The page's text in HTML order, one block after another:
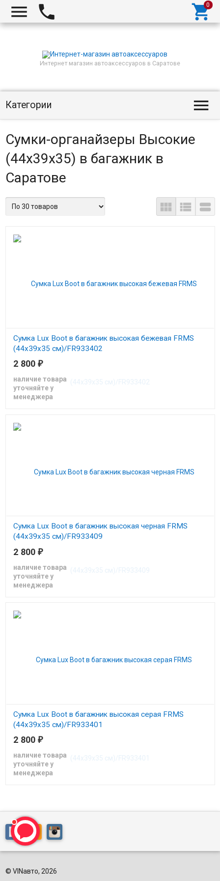
  
Интернет магазин автоаксессуаров в Саратове
Категории 
Сумки-органайзеры Высокие
(44х39х35) в багажник в
Саратове
  
Сумка Lux Boot в багажник высокая бежевая FRMS
(44х39х35 см)/FR933402
Сумка в багажник высокая (44х39х35)
2 800 ₽
наличие товара
уточняйте у
менеджера
Сумка Lux Boot в багажник высокая черная FRMS
(44х39х35 см)/FR933409
Сумка в багажник высокая (44х39х35)
2 800 ₽
наличие товара
уточняйте у
менеджера
Сумка Lux Boot в багажник высокая серая FRMS
(44х39х35 см)/FR933401
Сумка в багажник высокая (44х39х35)
2 800 ₽
наличие товара
уточняйте у
менеджера
© VINавто, 2026